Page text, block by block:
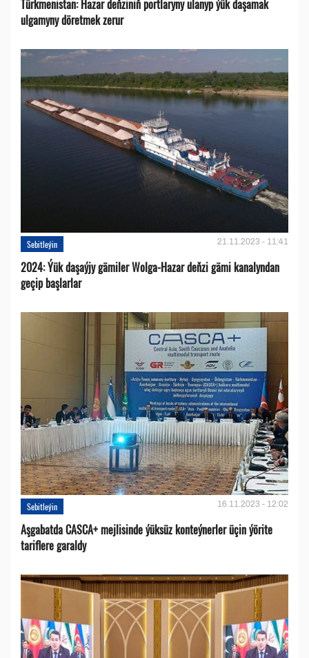
Türkmenistan: Hazar deňziniň portlaryny ulanyp ýük daşamak
ulgamyny döretmek zerur
Sebitleýin 21.11.2023 - 11:41
2024: Ýük daşaýjy gämiler Wolga-Hazar deňzi gämi kanalyndan
geçip başlarlar
Sebitleýin 16.11.2023 - 12:02
Aşgabatda CASCA+ mejlisinde ýüksüz konteýnerler üçin ýörite
tariflere garaldy